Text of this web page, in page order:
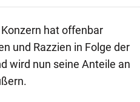
hat offenbar
und Razzien in Folge der
wird nun seine Anteile an